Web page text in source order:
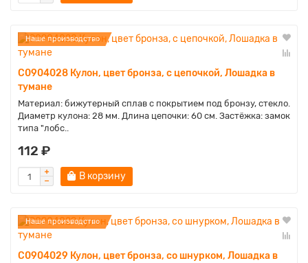
Наше производство
C0904028 Кулон, цвет бронза, с цепочкой, Лошадка в
тумане
Материал: бижутерный сплав с покрытием под бронзу, стекло.
Диаметр кулона: 28 мм. Длина цепочки: 60 см. Застёжка: замок
типа "лобс..
112 ₽
В корзину
Наше производство
C0904029 Кулон, цвет бронза, со шнурком, Лошадка в